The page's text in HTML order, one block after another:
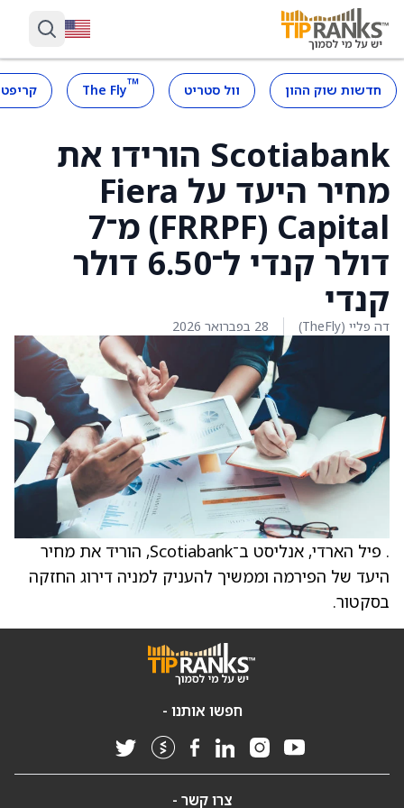
חדשות שוק ההון וול סטריט ™
The Fly
Scotiabank הורידו את
מחיר היעד על Fiera
Capital ‏(FRRPF) מ־7
דולר קנדי ל־6.50 דולר
קנדי
דה פליי (TheFly) 28 בפברואר 2026
. פיל הארדי, אנליסט ב־Scotiabank, הוריד את מחיר
היעד של הפירמה וממשיך להעניק למניה דירוג החזקה
בסקטור.
חפשו אותנו -
צרו קשר -